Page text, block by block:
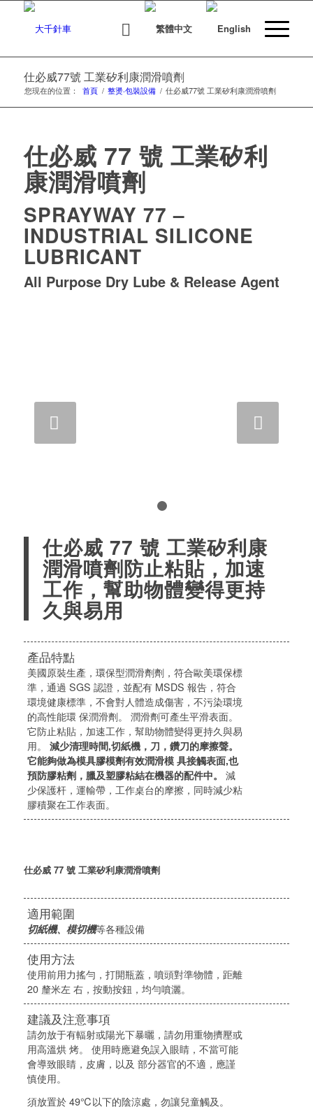
仕必威77號 工業矽利康潤滑噴劑
您現在的位置： 首頁 / 整燙‧包裝設備 / 仕必威77號 工業矽利康潤滑噴劑
仕必威 77 號 工業矽利
康潤滑噴劑
SPRAYWAY 77 –
INDUSTRIAL SILICONE
LUBRICANT
All Purpose Dry Lube & Release Agent
仕必威 77 號 工業矽利康
潤滑噴劑防止粘貼，加速
工作，幫助物體變得更持
久與易用
產品特點
美國原裝生產，環保型潤滑劑劑，符合歐美環保標
準，通過 SGS 認證，並配有 MSDS 報告，符合
環境健康標準，不會對人體造成傷害，不污染環境
的高性能環 保潤滑劑。 潤滑劑可產生平滑表面。
它防止粘貼，加速工作，幫助物體變得更持久與易
用。 減少清理時間,切紙機，刀，鑽刀的摩擦聲。
它能夠做為模具膠模劑有效潤滑模 具接觸表面,也
預防膠粘劑，臘及塑膠粘結在機器的配件中。 減
少保護杆，運輸帶，工作桌台的摩擦，同時減少粘
膠積聚在工作表面。
仕必威 77 號 工業矽利康潤滑噴劑
適用範圍
切紙機、模切機等各種設備
使用方法
使用前用力搖勻，打開瓶蓋，噴頭對準物體，距離
20 釐米左 右，按動按鈕，均勻噴灑。
建議及注意事項
請勿放于有輻射或陽光下暴曬，請勿用重物擠壓或
用高溫烘 烤。 使用時應避免誤入眼睛，不當可能
會導致眼睛，皮膚，以及 部分器官的不適，應謹
慎使用。
須放置於 49℃以下的陰涼處，勿讓兒童觸及。